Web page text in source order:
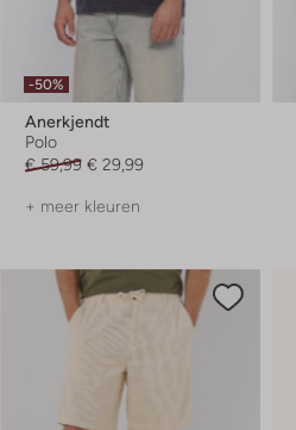
-50%
Anerkjendt
Polo
€ 59,99 € 29,99
+ meer kleuren